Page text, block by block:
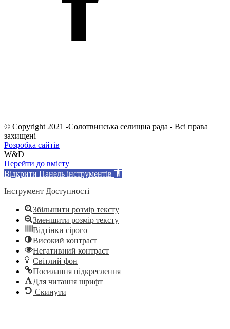
© Copyright 2021 -Солотвинська селищна рада - Всі права
захищені
Розробка сайтів
W&D
Перейти до вмісту
Відкрити Панель інструментів
Інструмент Доступності
Збільшити розмір тексту
Зменшити розмір тексту
Відтінки сірого
Високий контраст
Негативний контраст
Світлий фон
Посилання підкреслення
Для читання шрифт
Скинути